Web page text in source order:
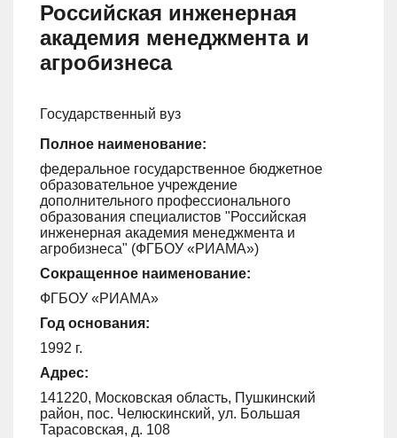
Российская инженерная
академия менеджмента и
агробизнеса
Государственный вуз
Полное наименование:
федеральное государственное бюджетное
образовательное учреждение
дополнительного профессионального
образования специалистов "Российская
инженерная академия менеджмента и
агробизнеса" (ФГБОУ «РИАМА»)
Сокращенное наименование:
ФГБОУ «РИАМА»
Год основания:
1992 г.
Адрес:
141220, Московская область, Пушкинский
район, пос. Челюскинский, ул. Большая
Тарасовская, д. 108